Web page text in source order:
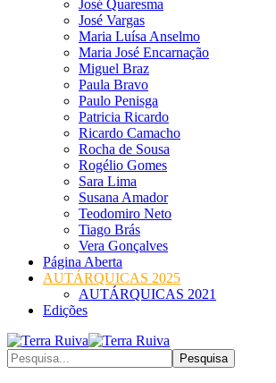
José Quaresma
José Vargas
Maria Luísa Anselmo
Maria José Encarnação
Miguel Braz
Paula Bravo
Paulo Penisga
Patricia Ricardo
Ricardo Camacho
Rocha de Sousa
Rogélio Gomes
Sara Lima
Susana Amador
Teodomiro Neto
Tiago Brás
Vera Gonçalves
Página Aberta
AUTÁRQUICAS 2025
AUTÁRQUICAS 2021
Edições